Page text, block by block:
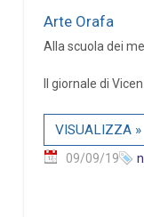
Arte Orafa
Alla scuola dei
Il giornale di
VISUALIZZA »
09/09/19